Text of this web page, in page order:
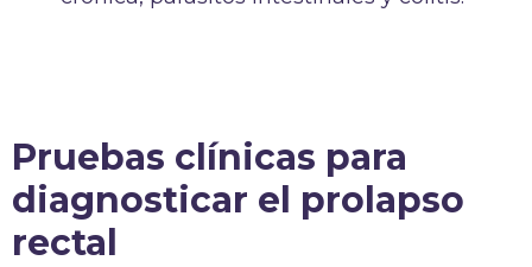
Pruebas clínicas para
diagnosticar el prolapso
rectal